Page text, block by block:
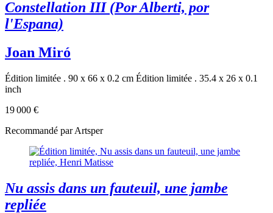
Constellation III (Por Alberti, por
l'Espana)
Joan Miró
Édition limitée . 90 x 66 x 0.2 cm Édition limitée . 35.4 x 26 x 0.1
inch
19 000 €
Recommandé par Artsper
Nu assis dans un fauteuil, une jambe
repliée